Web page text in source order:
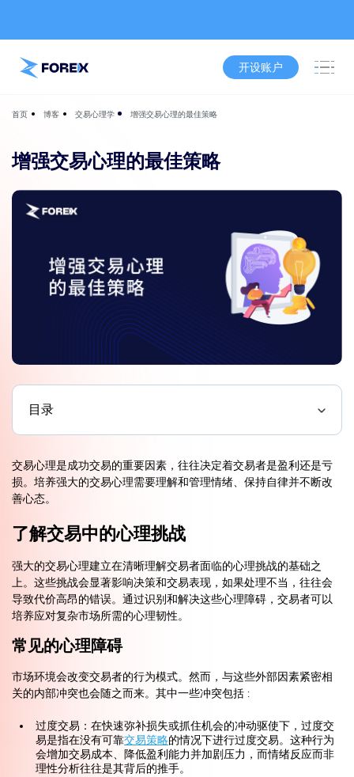
开设账户
首页 博客 交易心理学 增强交易心理的最佳策略
增强交易心理的最佳策略
目录
交易心理是成功交易的重要因素，往往决定着交易者是盈利还是亏
损。培养强大的交易心理需要理解和管理情绪、保持自律并不断改
善心态。
了解交易中的心理挑战
强大的交易心理建立在清晰理解交易者面临的心理挑战的基础之
上。这些挑战会显著影响决策和交易表现，如果处理不当，往往会
导致代价高昂的错误。通过识别和解决这些心理障碍，交易者可以
培养应对复杂市场所需的心理韧性。
常见的心理障碍
市场环境会改变交易者的行为模式。然而，与这些外部因素紧密相
关的内部冲突也会随之而来。其中一些冲突包括 :
过度交易：在快速弥补损失或抓住机会的冲动驱使下，过度交
易是指在没有可靠交易策略的情况下进行过度交易。这种行为
会增加交易成本、降低盈利能力并加剧压力，而情绪反应而非
理性分析往往是其背后的推手。